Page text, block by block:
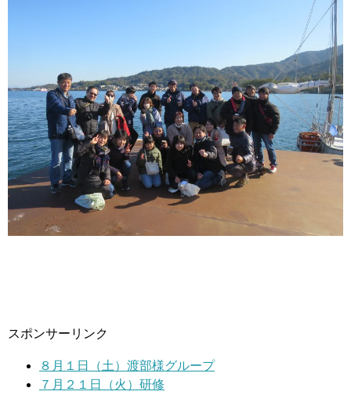
スポンサーリンク
８月１日（土）渡部様グループ
７月２１日（火）研修